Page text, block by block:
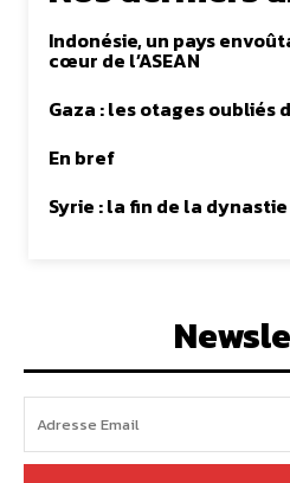
Indonésie, un pays
cœur de l’ASEAN
Gaza : les otages oubliés
En bref
Syrie : la fin de la